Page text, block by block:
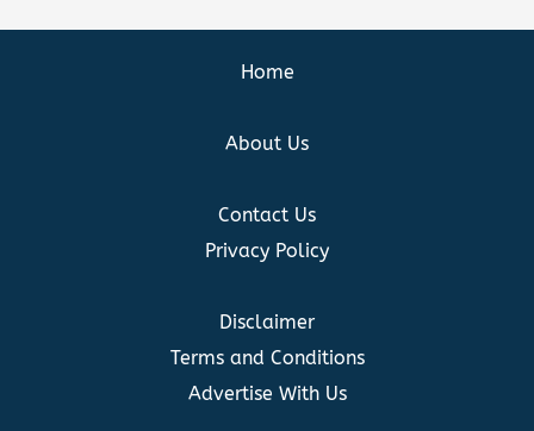
Home
About Us
Contact Us
Privacy Policy
Disclaimer
Terms and Conditions
Advertise With Us